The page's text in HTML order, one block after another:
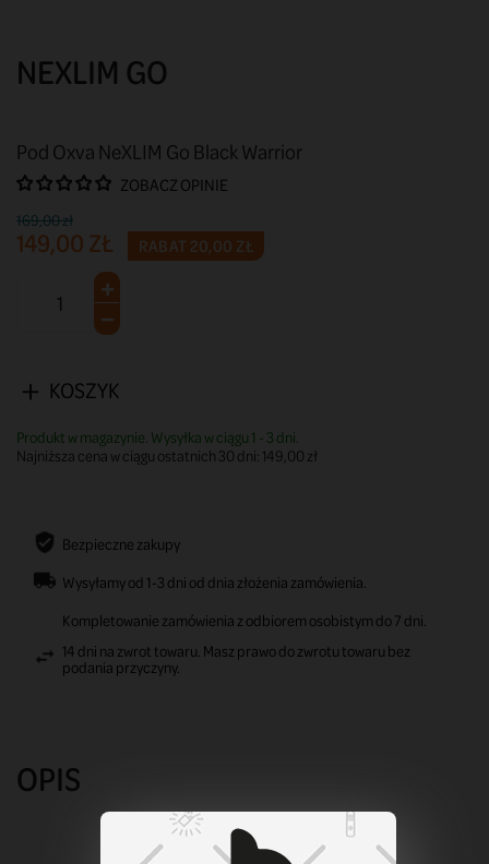
NEXLIM GO
Pod Oxva NeXLIM Go Black Warrior
ZOBACZ OPINIE
169,00 zł
149,00 ZŁ RABAT 20,00 ZŁ
KOSZYK
Produkt w magazynie. Wysyłka w ciągu 1 - 3 dni.
Najniższa cena w ciągu ostatnich 30 dni:149,00 zł
Bezpieczne zakupy
Wysyłamy od 1-3 dni od dnia złożenia zamówienia.
Kompletowanie zamówienia z odbiorem osobistym do 7 dni.
14 dni na zwrot towaru. Masz prawo do zwrotu towaru bez
podania przyczyny.
OPIS